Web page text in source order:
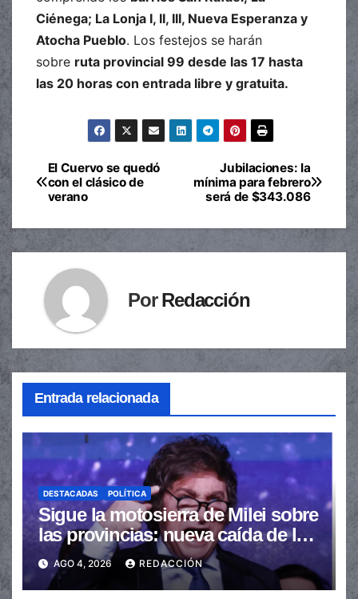
Ciénega; La Lonja I, II, III, Nueva Esperanza y
Atocha Pueblo. Los festejos se harán
sobre ruta provincial 99 desde las 17 hasta
las 20 horas con entrada libre y gratuita.
Navegación
de
entradas
Jubilaciones: la
mínima para febrero
será de $343.086
El Cuervo se quedó
con el clásico de
verano
PorRedacción
Entrada relacionada
DESTACADAS POLÍTICA
Sigue la motosierra de Milei sobre
las provincias: nueva caída de las
transferencias no automáticas
AGO 4, 2026 REDACCIÓN